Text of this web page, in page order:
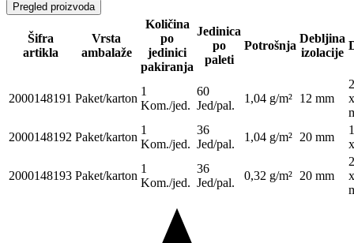
Pregled proizvoda
Šifra
artikla
Vrsta
ambalaže
Količina
po
jedinici
pakiranja
Jedinica
po
paleti
Potrošnja
Debljina
izolacije
2000148191 Paket/karton
1
Kom./jed.
60
Jed/pal.
1,04 g/m² 12 mm
2000148192 Paket/karton
1
Kom./jed.
36
Jed/pal.
1,04 g/m² 20 mm
2000148193 Paket/karton
1
Kom./jed.
36
Jed/pal.
0,32 g/m² 20 mm